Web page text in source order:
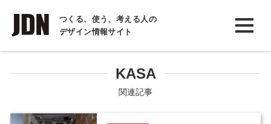
つくる、使う、考える人の
デザイン情報サイト
INTERVIEW
インタビュー
COLUMN
KASA
関連記事